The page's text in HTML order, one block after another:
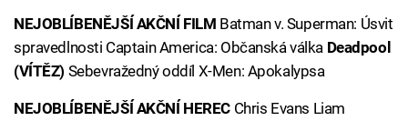
NEJOBLÍBENĚJŠÍ AKČNÍ FILM Batman v. Superman: Úsvit
spravedlnosti Captain America: Občanská válka Deadpool
(VÍTĚZ) Sebevražedný oddíl X-Men: Apokalypsa
NEJOBLÍBENĚJŠÍ AKČNÍ HEREC Chris Evans Liam